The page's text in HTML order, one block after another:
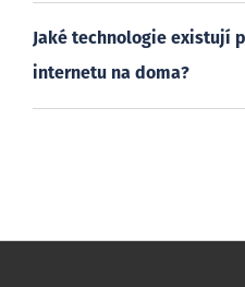
Jaké technologie existují
internetu na doma?